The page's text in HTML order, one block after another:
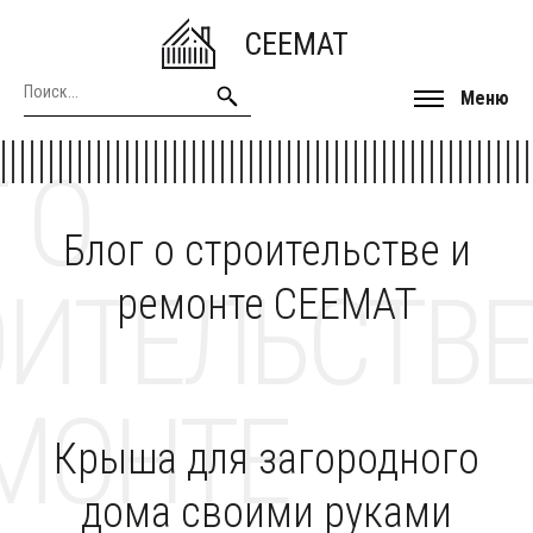
CEEMAT
Меню
Блог о строительстве и
ремонте CEEMAT
О
Крыша для загородного
дома своими руками